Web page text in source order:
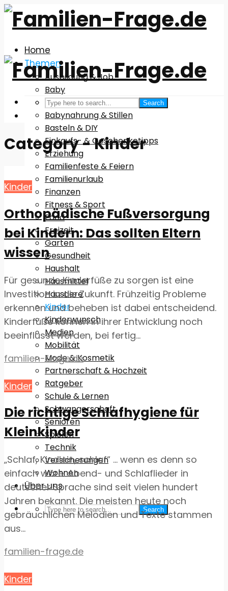
Home
Themen
Ausbildung & Job
Baby
Babyausstattung
Babynahrung & Stillen
Basteln & DIY
Einkaufs- & Geschenketipps
Erziehung
Familienfeste & Feiern
Familienurlaub
Finanzen
Fitness & Sport
Food
Freizeit
Garten
Gesundheit
Haushalt
Hausmittel
Haustiere
Kinder
Kinderwunsch
Medien
Mobilität
Mode & Kosmetik
Partnerschaft & Hochzeit
Ratgeber
Schule & Lernen
Schwangerschaft
Senioren
Spielen
Technik
Versicherungen
Wohnen
Über uns
Search
Search
Category - Kinder
Kinder
Orthopädische Fußversorgung
bei Kindern: Das sollten Eltern
wissen
Für gesunde Kinderfüße zu sorgen ist eine
Investition in die Zukunft. Frühzeitig Probleme
erkennen und beheben ist dabei entscheidend.
Kinderfüße können in ihrer Entwicklung noch
beeinflusst werden, bei fertig...
familien-frage.de
Kinder
Die richtige Schlafhygiene für
Kleinkinder
„Schlaf, Kindlein, schlaf“ … wenn es denn so
einfach wäre. Abend- und Schlaflieder in
deutscher Sprache sind seit vielen hundert
Jahren bekannt. Die meisten heute noch
gebräuchlichen Melodien und Texte stammen
aus...
familien-frage.de
Kinder